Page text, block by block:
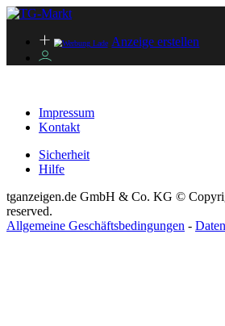
Anzeige erstellen
Impressum
Kontakt
Sicherheit
Hilfe
tganzeigen.de GmbH & Co. KG ©
reserved.
Allgemeine Geschäftsbedingungen -